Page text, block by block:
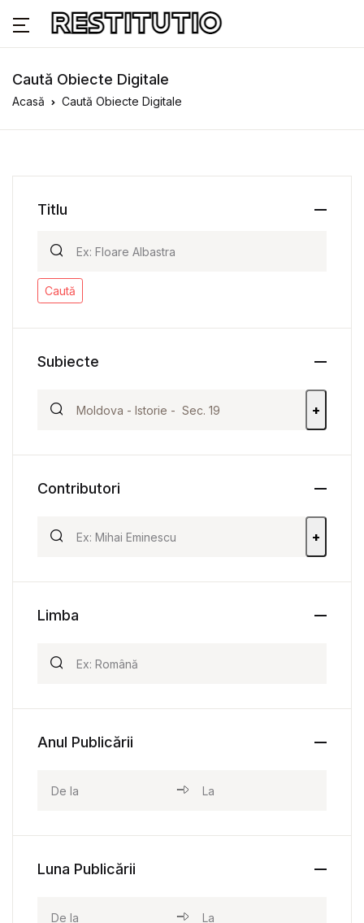
Caută Obiecte Digitale
Acasă Caută Obiecte Digitale
Titlu
Caută
Subiecte
+
Contributori
+
Limba
Anul Publicării
Luna Publicării